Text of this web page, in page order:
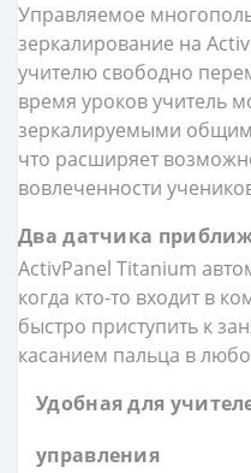
Управляемое
зеркалирование на
учителю свободно
время уроков учитель
зеркалируемыми
что расширяет
вовлеченности
Два датчика
ActivPanel Titanium
когда кто-то входит в
быстро приступить к
касанием пальца в
Удобная для
управления